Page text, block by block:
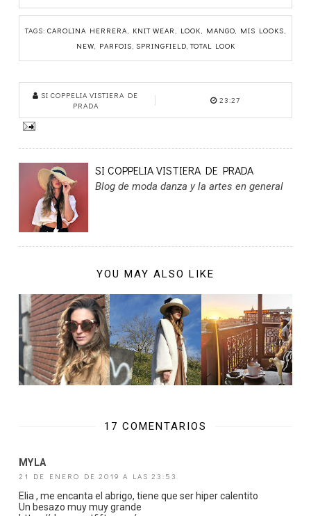
TAGS: CAROLINA HERRERA KNIT WEAR LOOK MANGO MIS LOOKS
NEW, PARFOIS SPRINGFIELD,TOTAL LOOK
SI COPPELIA VISTIERA DE
PRADA
23:27
SI COPPELIA VISTIERA DE PRADA
Blog de moda danza y la artes en general
YOU MAY ALSO LIKE
17 COMENTARIOS
MYLA
21 DE ENERO DE 2019 A LAS 23:53
Elia , me encanta el abrigo, tiene que ser hiper calentito
Un besazo muy muy grande